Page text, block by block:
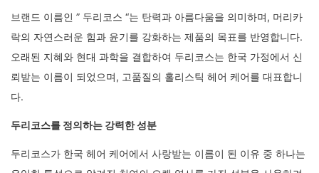
브랜드 이름인 ” 두리코스 “는 탄력과 아름다움을 의미하며, 머리카
락의 자연스러운 힘과 윤기를 강화하는 제품의 목표를 반영합니다.
오래된 지혜와 현대 과학을 결합하여 두리코스는 한국 가정에서 신
뢰받는 이름이 되었으며, 고품질의 홀리스틱 헤어 케어를 대표합니
다.
두리코스를 정의하는 강력한 성분
두리코스가 한국 헤어 케어에서 사랑받는 이름이 된 이유 중 하나는